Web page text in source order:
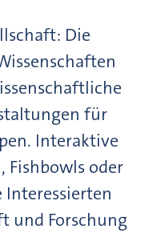
Die
für
Interaktive
Fishbowls oder
Interessierten
und Forschung